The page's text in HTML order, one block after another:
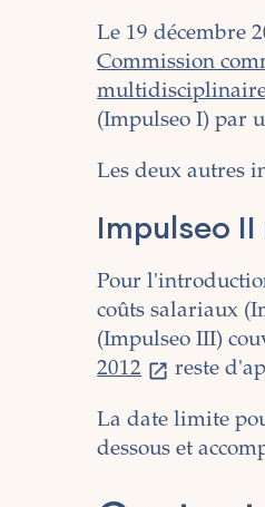
Le 19 décembre
Commission
(Impulseo I) par
Les deux autres
Impulseo II
Pour
coûts salariaux
(Impulseo III)
2012
reste
La date limite
dessous et